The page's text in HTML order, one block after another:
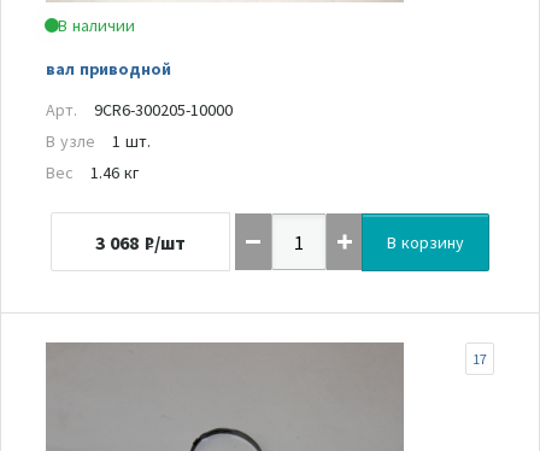
В наличии
вал приводной
Арт.
9CR6-300205-10000
В узле
1 шт.
Вес
1.46 кг
3 068 ₽/шт В корзину
17